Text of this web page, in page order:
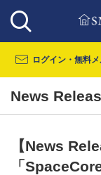
ログイン・ 無料
News
【News
「